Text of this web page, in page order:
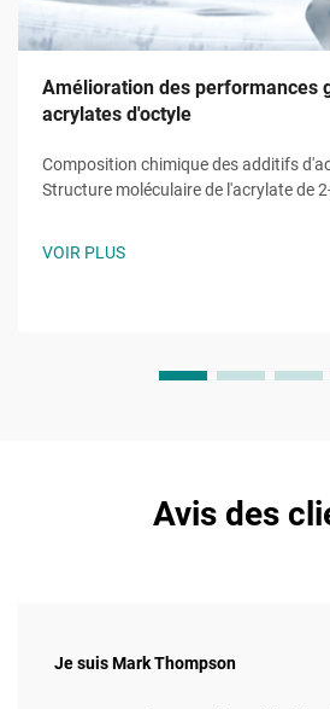
Amélioration des performances
acrylates d'octyle
Composition chimique des additifs
Structure moléculaire de l'acrylate de
VOIR PLUS
Avis des
Je suis Mark Thompson